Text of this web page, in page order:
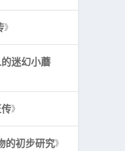
》
迷幻小蘑
》
的初步研究》